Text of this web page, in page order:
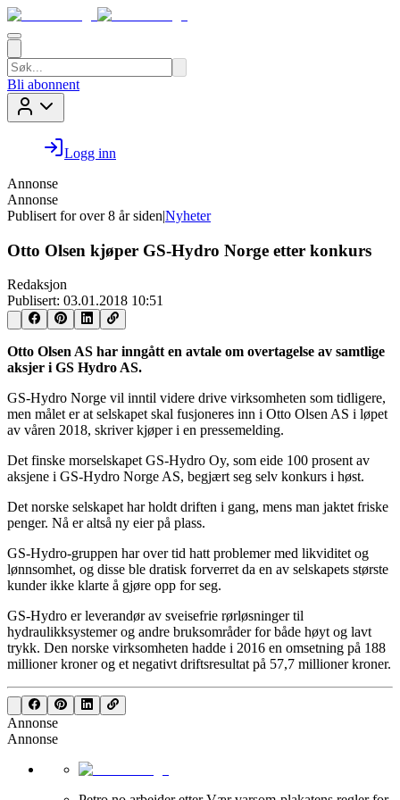
Bli abonnent
Logg inn
Annonse
Annonse
Publisert for over 8 år siden|Nyheter
Otto Olsen kjøper GS-Hydro Norge etter konkurs
Redaksjon
Publisert: 03.01.2018 10:51
Otto Olsen AS har inngått en avtale om overtagelse av samtlige
aksjer i GS Hydro AS.
GS-Hydro Norge vil inntil videre drive virksomheten som tidligere,
men målet er at selskapet skal fusjoneres inn i Otto Olsen AS i løpet
av våren 2018, skriver kjøper i en pressemelding.
Det finske morselskapet GS-Hydro Oy, som eide 100 prosent av
aksjene i GS-Hydro Norge AS, begjært seg selv konkurs i høst.
Det norske selskapet har holdt driften i gang, mens man jaktet friske
penger. Nå er altså ny eier på plass.
GS-Hydro-gruppen har over tid hatt problemer med likviditet og
lønnsomhet, og disse ble dratisk forverret da en av selskapets største
kunder ikke klarte å gjøre opp for seg.
GS-Hydro er leverandør av sveisefrie rørløsninger til
hydraulikksystemer og andre bruksområder for både høyt og lavt
trykk. Den norske virksomheten hadde i 2016 en omsetning på 188
millioner kroner og et negativt driftsresultat på 57,7 millioner kroner.
Annonse
Annonse